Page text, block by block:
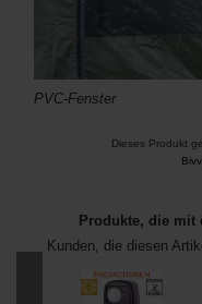
PVC-Fenster
Dieses Produkt
Produkte, die mit
Kunden, die diesen